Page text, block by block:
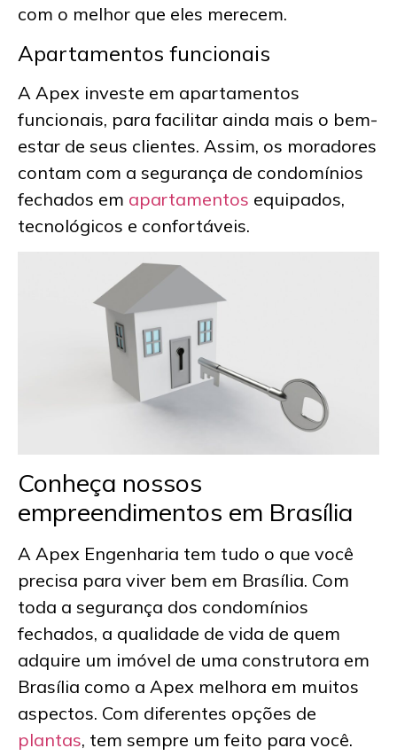
com o melhor que eles merecem.
Apartamentos funcionais
A Apex investe em apartamentos
funcionais, para facilitar ainda mais o bem-
estar de seus clientes. Assim, os moradores
contam com a segurança de condomínios
fechados em apartamentos equipados,
tecnológicos e confortáveis.
Conheça nossos
empreendimentos em Brasília
A Apex Engenharia tem tudo o que você
precisa para viver bem em Brasília. Com
toda a segurança dos condomínios
fechados, a qualidade de vida de quem
adquire um imóvel de uma construtora em
Brasília como a Apex melhora em muitos
aspectos. Com diferentes opções de
plantas, tem sempre um feito para você.